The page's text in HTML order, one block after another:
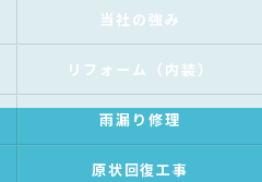
当社の強み
リフォーム（内装）
雨漏り修理
原状回復工事